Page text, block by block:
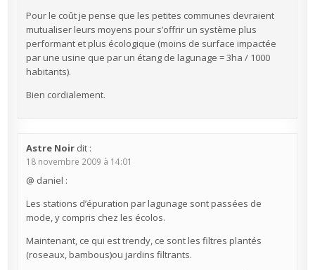
Pour le coût je pense que les petites communes devraient
mutualiser leurs moyens pour s’offrir un système plus
performant et plus écologique (moins de surface impactée
par une usine que par un étang de lagunage = 3ha / 1000
habitants).
Bien cordialement.
Astre Noir dit :
18 novembre 2009 à 14:01
@ daniel :
Les stations d’épuration par lagunage sont passées de
mode, y compris chez les écolos.
Maintenant, ce qui est trendy, ce sont les filtres plantés
(roseaux, bambous)ou jardins filtrants.